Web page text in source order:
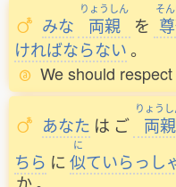
みな
りょうしん
両親 を
そ
ければならない。
We should
あなた は ご
りょう
両親
ちら に
に
似ていらっし